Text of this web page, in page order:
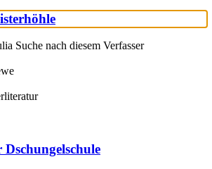
Suche nach diesem Verfasser